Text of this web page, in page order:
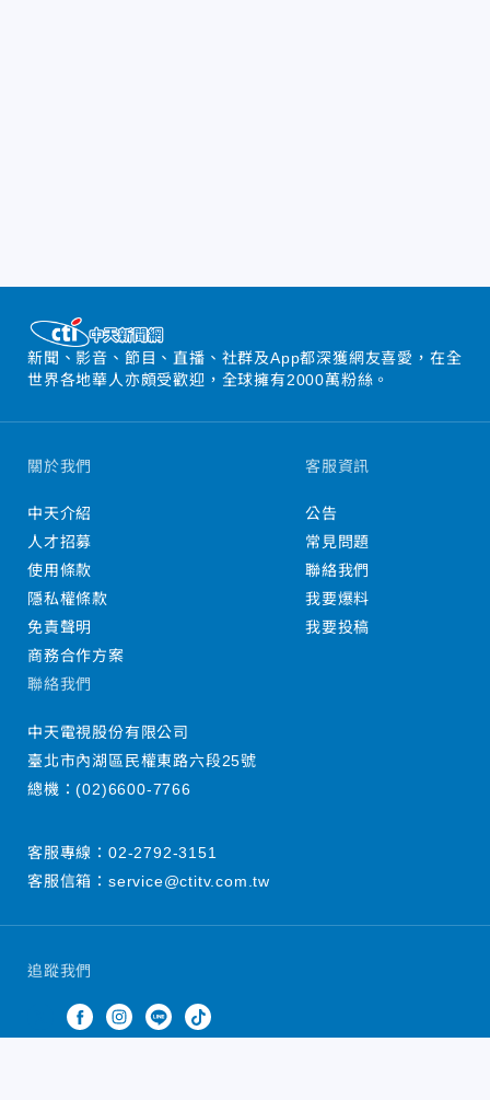
新聞、影音、節目、直播、社群及App都深獲網友喜愛，在全
世界各地華人亦頗受歡迎，全球擁有2000萬粉絲。
追蹤我們
關於我們
中天介紹
人才招募
使用條款
隱私權條款
免責聲明
商務合作方案
客服資訊
公告
常見問題
聯絡我們
我要爆料
我要投稿
聯絡我們
中天電視股份有限公司
臺北市內湖區民權東路六段25號
總機：(02)6600-7766
客服專線： 02-2792-3151
客服信箱： service@ctitv.com.tw